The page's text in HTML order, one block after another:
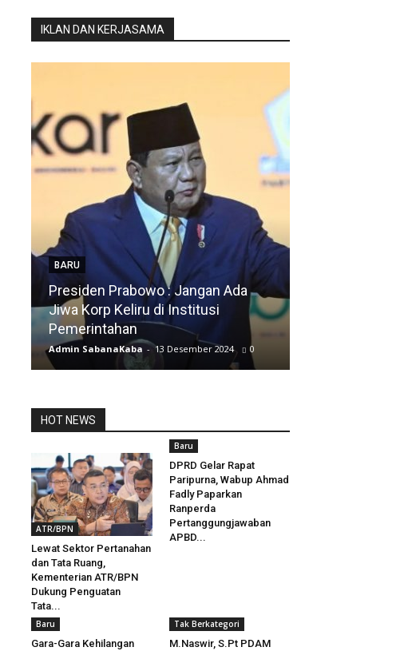
IKLAN DAN KERJASAMA
BARU
Presiden Prabowo : Jangan Ada
Jiwa Korp Keliru di Institusi
Pemerintahan
Admin SabanaKaba - 13 Desember 2024 0
HOT NEWS
ATR/BPN
Lewat Sektor Pertanahan
dan Tata Ruang,
Kementerian ATR/BPN
Dukung Penguatan
Tata...
Baru
DPRD Gelar Rapat
Paripurna, Wabup Ahmad
Fadly Paparkan
Ranperda
Pertanggungjawaban
APBD...
Baru
Gara-Gara Kehilangan
Tak Berkategori
M.Naswir, S.Pt PDAM